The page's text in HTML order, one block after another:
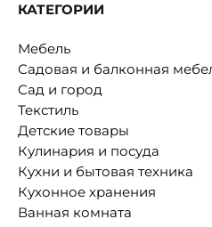
КАТЕГОРИИ
Мебель
Садовая и балконная
Сад и город
Текстиль
Детские товары
Кулинария и посуда
Кухни и бытовая техника
Кухонное хранения
Ванная комната